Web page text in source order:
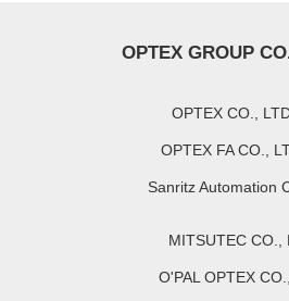
OPTEX GROUP
OPTEX CO.,
OPTEX FA CO.,
Sanritz Automation
MITSUTEC CO.,
O'PAL OPTEX